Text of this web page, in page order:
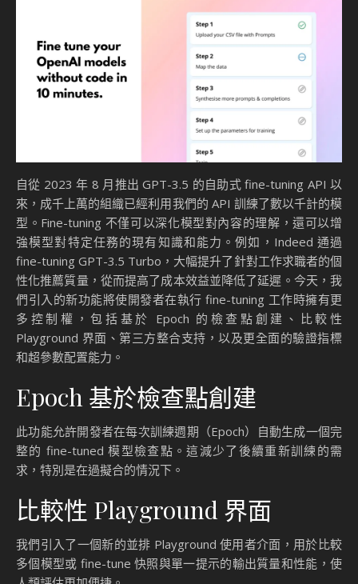
自從 2023 年 8 月推出 GPT-3.5 的自助式 fine-tuning API 以
來，成千上萬的組織已經利用我們的 API 訓練了數以千計的模
型。Fine-tuning 不僅可以深化模型對內容的理解，還可以增
強模型對特定任務的現有知識和能力。例如，Indeed 通過
fine-tuning GPT-3.5 Turbo，大幅提升了針對工作求職者的個
性化推薦質量，從而提高了成本效益並降低了延遲。今天，我
們引入的新功能將使開發者在執行 fine-tuning 工作時擁有更
多控制權，包括基於 Epoch 的檢查點創建、比較性
Playground 界面、第三方整合支持，以及更全面的驗證指標
和超參數配置能力。
Epoch 基於檢查點創建
此功能允許開發者在每次訓練週期（Epoch）自動生成一個完
整的 fine-tuned 模型檢查點。這減少了後續重新訓練的需
求，特別是在過擬合的情況下。
比較性 Playground 界面
我們引入了一個新的並排 Playground 使用者介面，用於比較
多個模型或 fine-tune 快照與單一提示的輸出質量和性能，使